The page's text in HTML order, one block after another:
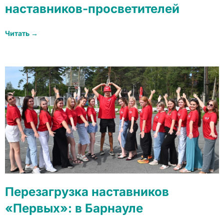
наставников-просветителей
Читать →
Перезагрузка наставников
«Первых»: в Барнауле